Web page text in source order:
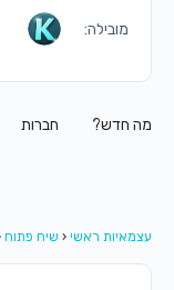
מובילה:
מה חדש? חברות
עצמאיות ראשי ‹ שיח פתוח ‹